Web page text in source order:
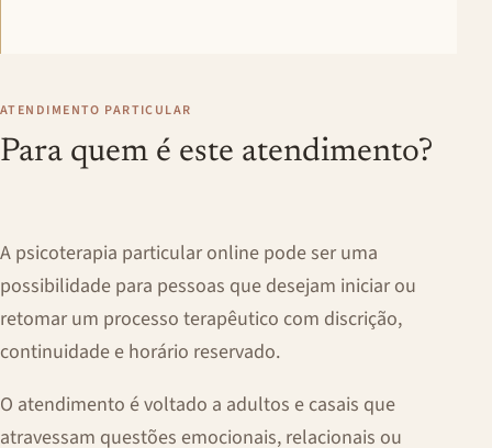
ATENDIMENTO PARTICULAR
Para quem é este atendimento?
A psicoterapia particular online pode ser uma
possibilidade para pessoas que desejam iniciar ou
retomar um processo terapêutico com discrição,
continuidade e horário reservado.
O atendimento é voltado a adultos e casais que
atravessam questões emocionais, relacionais ou